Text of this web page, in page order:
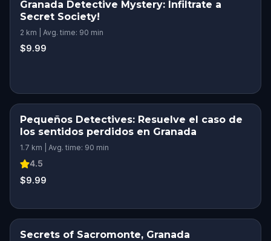
Granada Detective Mystery: Infiltrate a
Secret Society!
2 km | Avg. time: 90 min
$9.99
Pequeños Detectives: Resuelve el caso de
los sentidos perdidos en Granada
1.7 km | Avg. time: 90 min
4.5
$9.99
Secrets of Sacromonte, Granada